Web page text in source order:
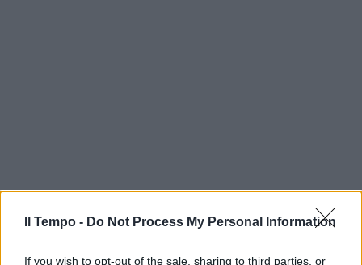
Il Tempo - Do Not Process My Personal Information
If you wish to opt-out of the sale, sharing to third parties, or